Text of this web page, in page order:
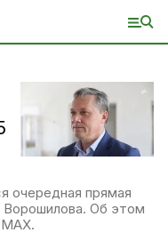
очередная прямая
Ворошилова. Об этом